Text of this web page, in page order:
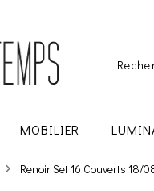
MOBILIER
Renoir Set 16 Couverts